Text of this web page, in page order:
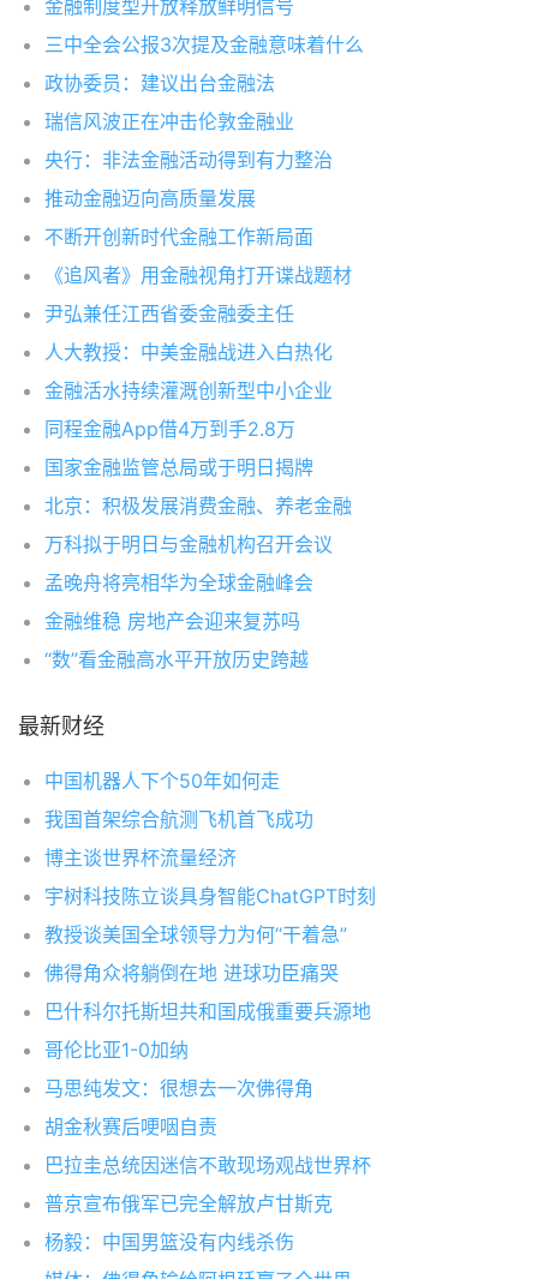
金融制度型开放释放鲜明信号
三中全会公报3次提及金融意味着什么
政协委员：建议出台金融法
瑞信风波正在冲击伦敦金融业
央行：非法金融活动得到有力整治
推动金融迈向高质量发展
不断开创新时代金融工作新局面
《追风者》用金融视角打开谍战题材
尹弘兼任江西省委金融委主任
人大教授：中美金融战进入白热化
金融活水持续灌溉创新型中小企业
同程金融App借4万到手2.8万
国家金融监管总局或于明日揭牌
北京：积极发展消费金融、养老金融
万科拟于明日与金融机构召开会议
孟晚舟将亮相华为全球金融峰会
金融维稳 房地产会迎来复苏吗
“数”看金融高水平开放历史跨越
最新财经
中国机器人下个50年如何走
我国首架综合航测飞机首飞成功
博主谈世界杯流量经济
宇树科技陈立谈具身智能ChatGPT时刻
教授谈美国全球领导力为何“干着急”
佛得角众将躺倒在地 进球功臣痛哭
巴什科尔托斯坦共和国成俄重要兵源地
哥伦比亚1-0加纳
马思纯发文：很想去一次佛得角
胡金秋赛后哽咽自责
巴拉圭总统因迷信不敢现场观战世界杯
普京宣布俄军已完全解放卢甘斯克
杨毅：中国男篮没有内线杀伤